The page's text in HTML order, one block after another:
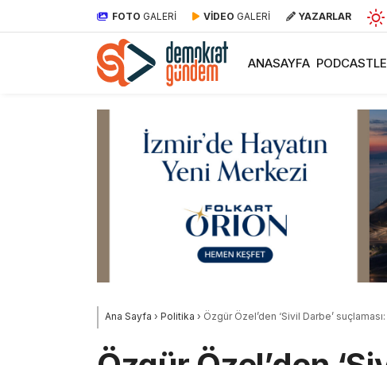
FOTO GALERİ VİDEO GALERİ YAZARLAR
ANASAYFA
Ana Sayfa › Politika › Özgür Özel’den ‘Sivil Darbe’